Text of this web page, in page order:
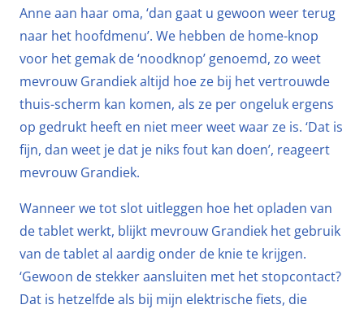
Anne aan haar oma, ‘dan gaat u gewoon weer terug
naar het hoofdmenu’. We hebben de home-knop
voor het gemak de ‘noodknop’ genoemd, zo weet
mevrouw Grandiek altijd hoe ze bij het vertrouwde
thuis-scherm kan komen, als ze per ongeluk ergens
op gedrukt heeft en niet meer weet waar ze is. ‘Dat is
fijn, dan weet je dat je niks fout kan doen’, reageert
mevrouw Grandiek.
Wanneer we tot slot uitleggen hoe het opladen van
de tablet werkt, blijkt mevrouw Grandiek het gebruik
van de tablet al aardig onder de knie te krijgen.
‘Gewoon de stekker aansluiten met het stopcontact?
Dat is hetzelfde als bij mijn elektrische fiets, die